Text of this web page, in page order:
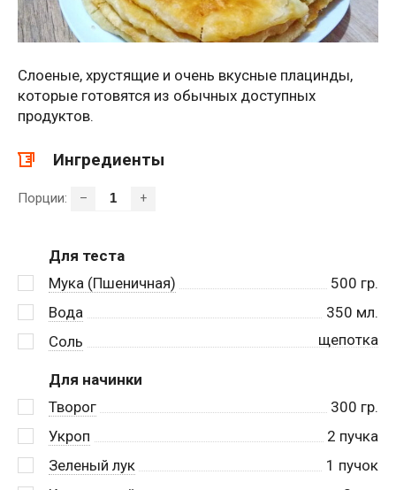
Слоеные, хрустящие и очень вкусные плацинды,
которые готовятся из обычных доступных
продуктов.
Ингредиенты
Порции: – +
Для теста
Мука (Пшеничная)
500 гр.
Вода
350 мл.
Соль
щепотка
Для начинки
Творог
300 гр.
Укроп
2 пучка
Зеленый лук
1 пучок